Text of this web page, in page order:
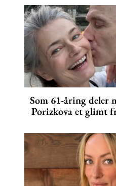
Som 61-åring deler
Porizkova et glimt